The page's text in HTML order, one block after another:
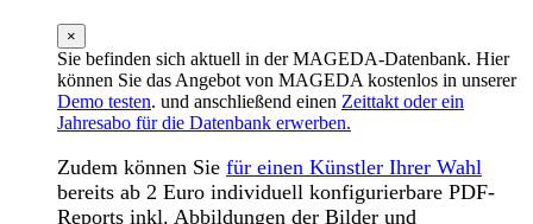
×
Sie befinden sich aktuell in der MAGEDA-Datenbank. Hier
können Sie das Angebot von MAGEDA kostenlos in unserer
Demo testen. und anschließend einen Zeittakt oder ein
Jahresabo für die Datenbank erwerben.
Zudem können Sie für einen Künstler Ihrer Wahl
bereits ab 2 Euro individuell konfigurierbare PDF-
Reports inkl. Abbildungen der Bilder und